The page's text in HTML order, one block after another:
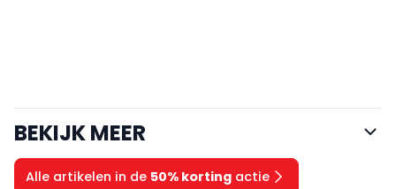
BEKIJK MEER
Alle artikelen in de 50% korting actie